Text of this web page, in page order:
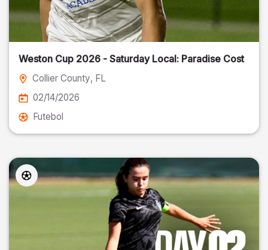
Weston Cup 2026 - Saturday Local: Paradise Cost
Collier County, FL
02/14/2026
Futebol